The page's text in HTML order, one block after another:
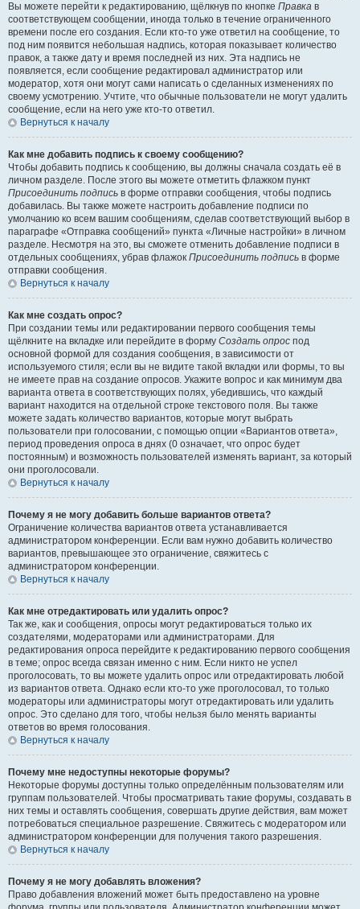
Вы можете перейти к редактированию, щёлкнув по кнопке Правка в
соответствующем сообщении, иногда только в течение ограниченного
времени после его создания. Если кто-то уже ответил на сообщение, то
под ним появится небольшая надпись, которая показывает количество
правок, а также дату и время последней из них. Эта надпись не
появляется, если сообщение редактировал администратор или
модератор, хотя они могут сами написать о сделанных изменениях по
своему усмотрению. Учтите, что обычные пользователи не могут удалить
сообщение, если на него уже кто-то ответил.
Вернуться к началу
Как мне добавить подпись к своему сообщению?
Чтобы добавить подпись к сообщению, вы должны сначала создать её в
личном разделе. После этого вы можете отметить флажком пункт
Присоединить подпись в форме отправки сообщения, чтобы подпись
добавилась. Вы также можете настроить добавление подписи по
умолчанию ко всем вашим сообщениям, сделав соответствующий выбор в
параграфе «Отправка сообщений» пункта «Личные настройки» в личном
разделе. Несмотря на это, вы сможете отменить добавление подписи в
отдельных сообщениях, убрав флажок Присоединить подпись в форме
отправки сообщения.
Вернуться к началу
Как мне создать опрос?
При создании темы или редактировании первого сообщения темы
щёлкните на вкладке или перейдите в форму Создать опрос под
основной формой для создания сообщения, в зависимости от
используемого стиля; если вы не видите такой вкладки или формы, то вы
не имеете прав на создание опросов. Укажите вопрос и как минимум два
варианта ответа в соответствующих полях, убедившись, что каждый
вариант находится на отдельной строке текстового поля. Вы также
можете задать количество вариантов, которые могут выбрать
пользователи при голосовании, с помощью опции «Вариантов ответа»,
период проведения опроса в днях (0 означает, что опрос будет
постоянным) и возможность пользователей изменять вариант, за который
они проголосовали.
Вернуться к началу
Почему я не могу добавить больше вариантов ответа?
Ограничение количества вариантов ответа устанавливается
администратором конференции. Если вам нужно добавить количество
вариантов, превышающее это ограничение, свяжитесь с
администратором конференции.
Вернуться к началу
Как мне отредактировать или удалить опрос?
Так же, как и сообщения, опросы могут редактироваться только их
создателями, модераторами или администраторами. Для
редактирования опроса перейдите к редактированию первого сообщения
в теме; опрос всегда связан именно с ним. Если никто не успел
проголосовать, то вы можете удалить опрос или отредактировать любой
из вариантов ответа. Однако если кто-то уже проголосовал, то только
модераторы или администраторы могут отредактировать или удалить
опрос. Это сделано для того, чтобы нельзя было менять варианты
ответов во время голосования.
Вернуться к началу
Почему мне недоступны некоторые форумы?
Некоторые форумы доступны только определённым пользователям или
группам пользователей. Чтобы просматривать такие форумы, создавать в
них темы и оставлять сообщения, совершать другие действия, вам может
потребоваться специальное разрешение. Свяжитесь с модератором или
администратором конференции для получения такого разрешения.
Вернуться к началу
Почему я не могу добавлять вложения?
Право добавления вложений может быть предоставлено на уровне